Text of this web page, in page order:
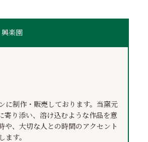
楽園
に制作・販売しております。当窯元
寄り添い、溶け込むような作品を意
や、大切な人との時間のアクセント
す。